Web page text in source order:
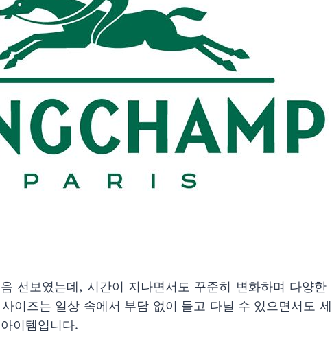
선보였는데, 시간이 지나면서도 꾸준히 변화하며 다양한
이즈는 일상 속에서 부담 없이 들고 다닐 수 있으면서도
이템입니다.